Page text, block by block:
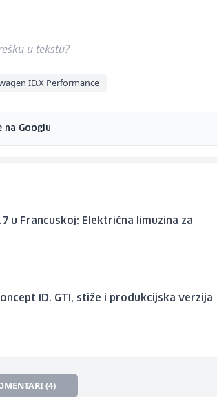
u tekstu?
ID.X Performance
na Googlu
u Francuskoj: Električna limuzina za
ID. GTI, stiže i produkcijska verzija
(4)